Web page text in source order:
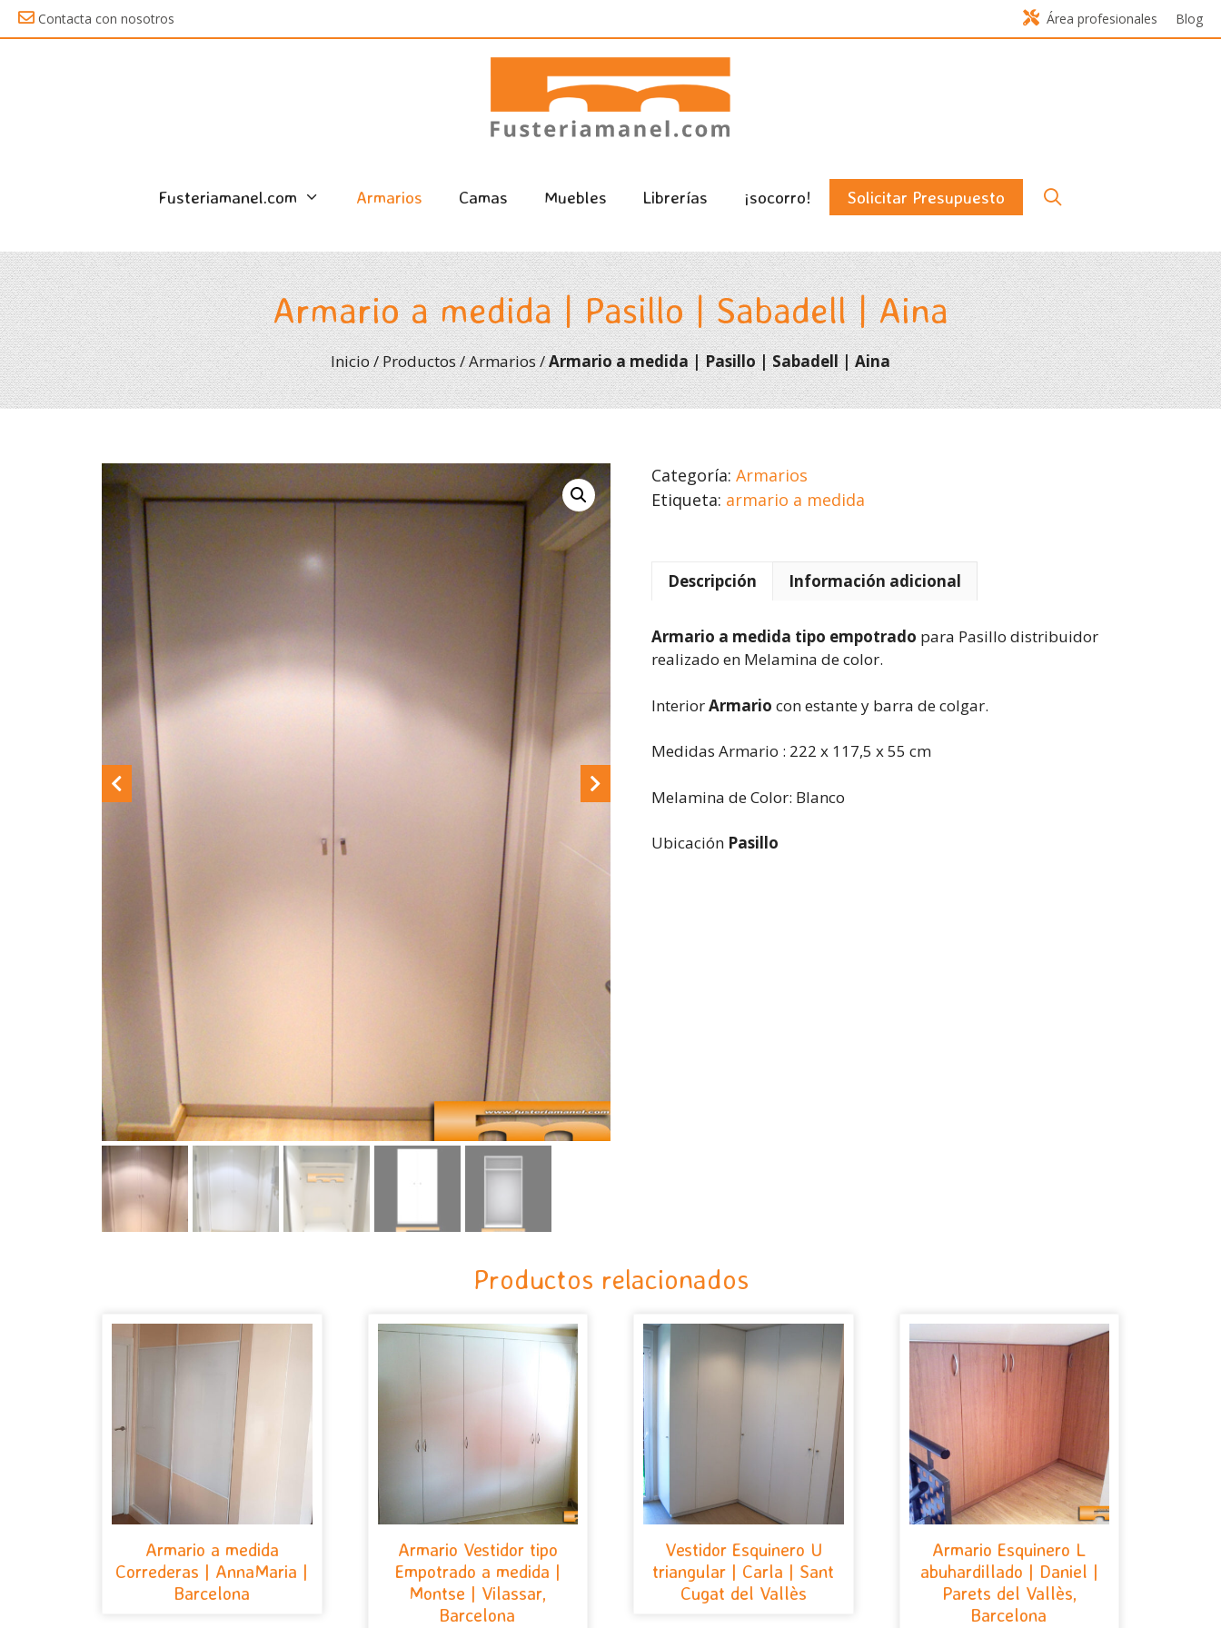
Saltar
al
Contacta con nosotros Área profesionales Blog
Fusteriamanel.com Armarios Camas Muebles Librerías ¡socorro! Solicitar Presupuesto
Armario a medida | Pasillo | Sabadell | Aina
Inicio/Productos/Armarios/Armario a medida | Pasillo | Sabadell | Aina
Categoría: Armarios
Etiqueta: armario a medida
Descripción Información adicional
Armario a medida tipo empotrado para Pasillo distribuidor
realizado en Melamina de color.
InteriorArmario con estante y barra de colgar.
Medidas Armario : 222 x 117,5 x 55 cm
Melamina de Color: Blanco
Ubicación Pasillo
Productos relacionados
Armario a medida
Correderas | AnnaMaria |
Barcelona
Armario Vestidor tipo
Empotrado a medida |
Montse | Vilassar,
Barcelona
Vestidor Esquinero U
triangular | Carla | Sant
Cugat del Vallès
Armario Esquinero L
abuhardillado | Daniel |
Parets del Vallès,
Barcelona